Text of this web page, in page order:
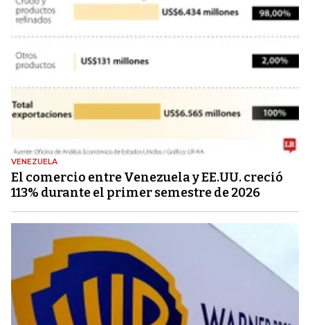
VENEZUELA
El comercio entre Venezuela y EE.UU. creció
113% durante el primer semestre de 2026